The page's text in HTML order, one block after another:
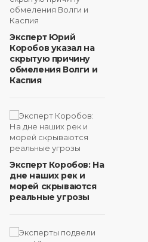
Эксперт Юрий
Коробов указал на
скрытую причину
обмеления Волги и
Каспия
Эксперт Коробов: На
дне наших рек и
морей скрываются
реальные угрозы